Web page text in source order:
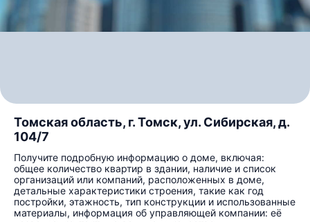
Томская область, г. Томск, ул. Сибирская, д.
104/7
Получите подробную информацию о доме, включая:
общее количество квартир в здании, наличие и список
организаций или компаний, расположенных в доме,
детальные характеристики строения, такие как год
постройки, этажность, тип конструкции и использованные
материалы, информация об управляющей компании: её